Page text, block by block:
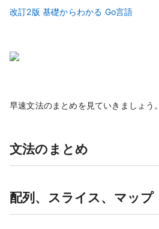
改訂2版 基礎からわかる Go言語
早速文法のまとめを見ていきましょう。
文法のまとめ
配列、スライス、マップ